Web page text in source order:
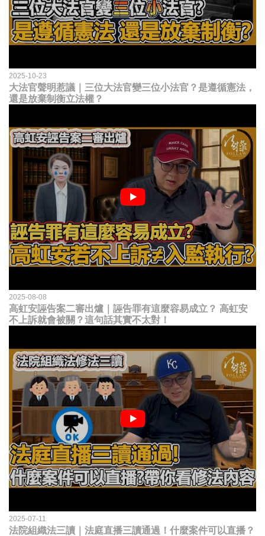
2025-10-23
大法官聲明惹議｜三位大法官變三位小法官？是遵循憲法，
還是放棄制衡立法權？
2025-08-08
高虹安誣告案二審出爐｜誣告罪有這麼容易成立？ 高虹安
不上訴就會被關？這句話其實不太對！
2025-07-11
法院組織法三讀｜法庭直播三讀通過！什麼案件可以直播？